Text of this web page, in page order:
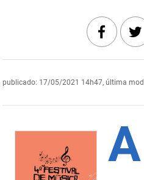
Empreender
Secretaria de Fazenda
Infraestrutura e dos Recursos Hídricos
Juventude, Esporte e Lazer
ESPEP
EPC
Fundação Casa de José Américo
publicado: 17/05/2021 14h47, última
A